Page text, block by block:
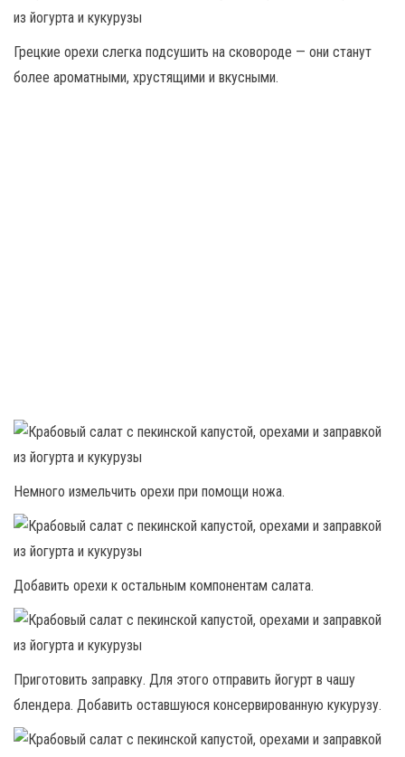
Грецкие орехи слегка подсушить на сковороде — они станут
более ароматными, хрустящими и вкусными.
Немного измельчить орехи при помощи ножа.
Добавить орехи к остальным компонентам салата.
Приготовить заправку. Для этого отправить йогурт в чашу
блендера. Добавить оставшуюся консервированную кукурузу.